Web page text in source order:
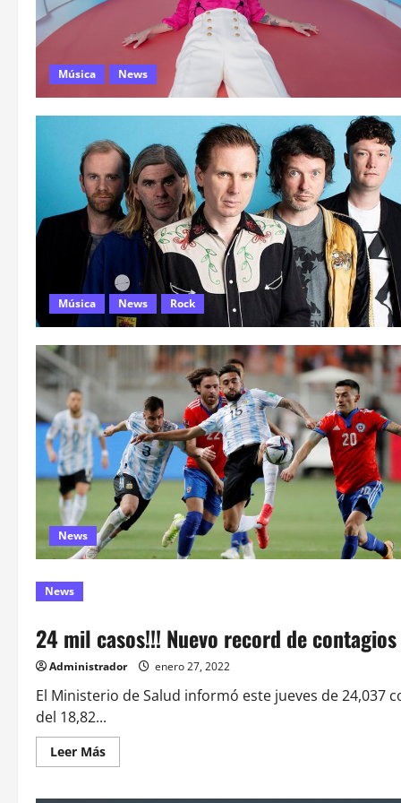
Música News
Música News Rock
News
News
24 mil casos!!! Nuevo record de
Administrador enero 27, 2022
El Ministerio de Salud informó este jueves de 24,037
del 18,82...
Leer MásLeer
más